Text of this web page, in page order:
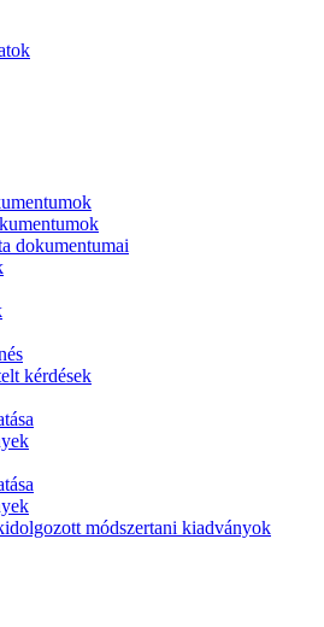
dokumentumai
kérdések
módszertani kiadványok